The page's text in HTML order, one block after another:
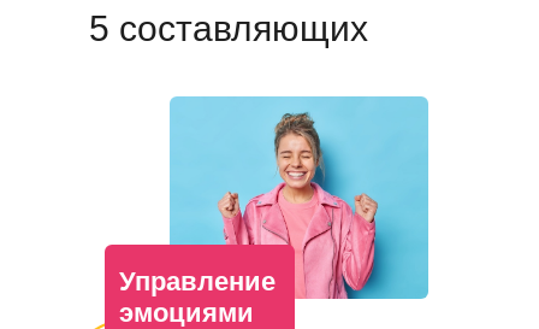
5 составляющих
Управление
эмоциями